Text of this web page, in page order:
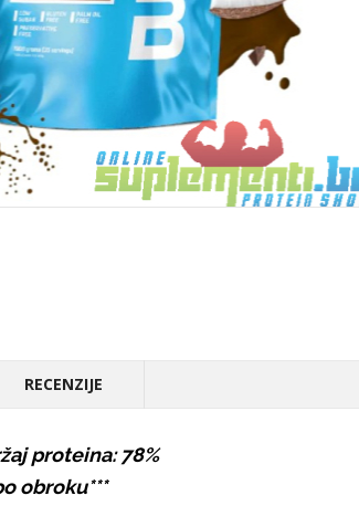
RECENZIJE
proteina: 78%
obroku***